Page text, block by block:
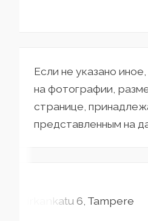
Если не указано
на фотографии,
странице,
представленным на
Pirkankatu 6 Tampere